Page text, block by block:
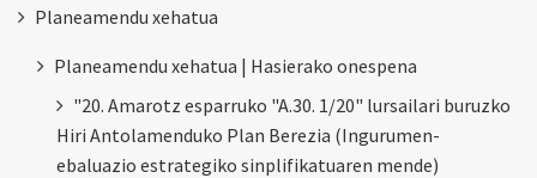
Planeamendu xehatua
Planeamendu xehatua | Hasierako onespena
"20. Amarotz esparruko "A.30. 1/20" lursailari buruzko
Hiri Antolamenduko Plan Berezia (Ingurumen-
ebaluazio estrategiko sinplifikatuaren mende)